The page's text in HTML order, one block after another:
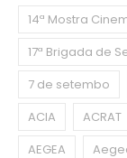
14ª Mostra
17ª Brigada de
7 de setembo
ACIA
ACRAT
AEGEA